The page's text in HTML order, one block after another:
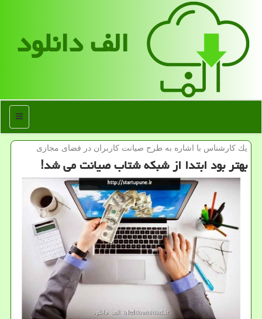
الف دانلود
منو
یك كارشناس با اشاره به طرح صیانت كاربران در فضای مجازی
بهتر بود ابتدا از شبکه شتاب صیانت می شد!